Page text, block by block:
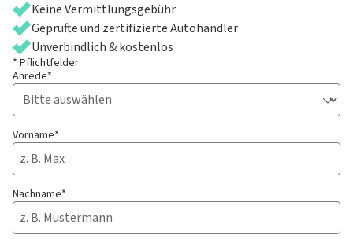
Keine Vermittlungsgebühr
Geprüfte und zertifizierte Autohändler
Unverbindlich & kostenlos
* Pflichtfelder
Anrede*
Vorname*
Nachname*